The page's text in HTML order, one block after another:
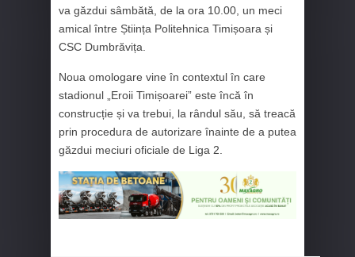
va găzdui sâmbătă, de la ora 10.00, un meci
amical între Știința Politehnica Timișoara și
CSC Dumbrăvița
Noua omologare vine în contextul în care
stadionul „Eroii Timișoarei” este încă în
construcție și va trebui, la rândul său, să treacă
prin procedura de autorizare înainte de a putea
găzdui meciuri oficiale de Liga 2.